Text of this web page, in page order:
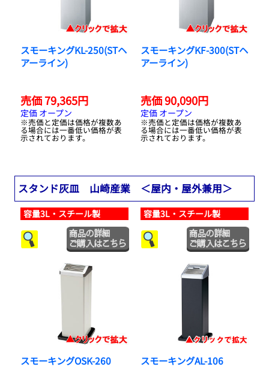
スモーキングKL-250(STヘ
アーライン)
売価 79,365円
定価 オープン
※売価と定価は価格が複数あ
る場合には一番低い価格が表
示されております。
スモーキングKF-300(STヘ
アーライン)
売価 90,090円
定価 オープン
※売価と定価は価格が複数あ
る場合には一番低い価格が表
示されております。
スタンド灰皿 山崎産業 ＜屋内・屋外兼用＞
容量3L・スチール製
スモーキングOSK-260
容量3L・スチール製
スモーキングAL-106